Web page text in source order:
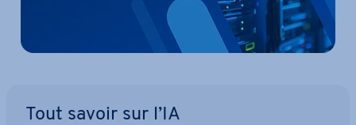
Tout savoir sur l’IA